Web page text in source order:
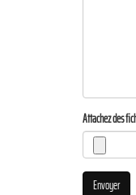
Attachez des
Envoyer